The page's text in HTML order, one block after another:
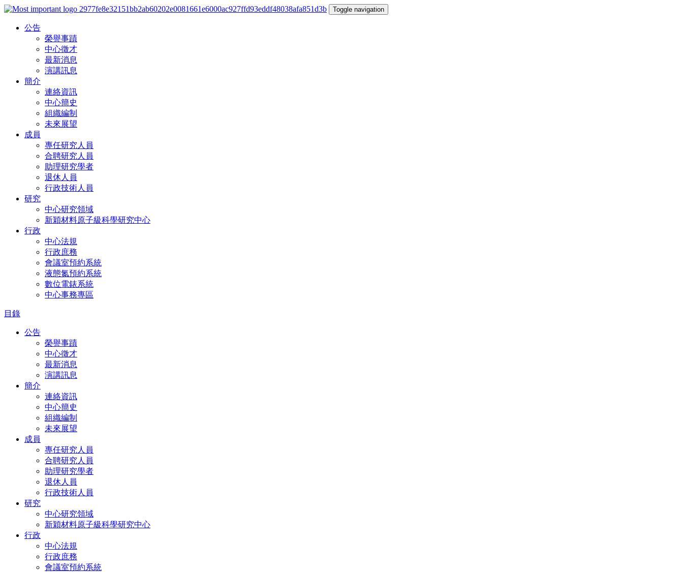
Toggle navigation
公告
榮譽事蹟
中心徵才
最新消息
演講訊息
簡介
連絡資訊
中心簡史
組織編制
未來展望
成員
專任研究人員
合聘研究人員
助理研究學者
退休人員
行政技術人員
研究
中心研究領域
新穎材料原子級科學研究中心
行政
中心法規
行政庶務
會議室預約系統
液態氮預約系統
數位電錶系統
中心事務專區
目錄
公告
榮譽事蹟
中心徵才
最新消息
演講訊息
簡介
連絡資訊
中心簡史
組織編制
未來展望
成員
專任研究人員
合聘研究人員
助理研究學者
退休人員
行政技術人員
研究
中心研究領域
新穎材料原子級科學研究中心
行政
中心法規
行政庶務
會議室預約系統